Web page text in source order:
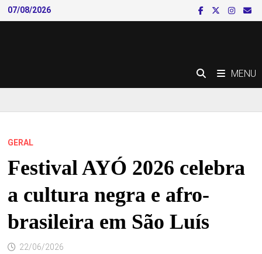
Skip
to
07/08/2026
MENU
GERAL
Festival AYÓ 2026 celebra
a cultura negra e afro-
brasileira em São Luís
22/06/2026